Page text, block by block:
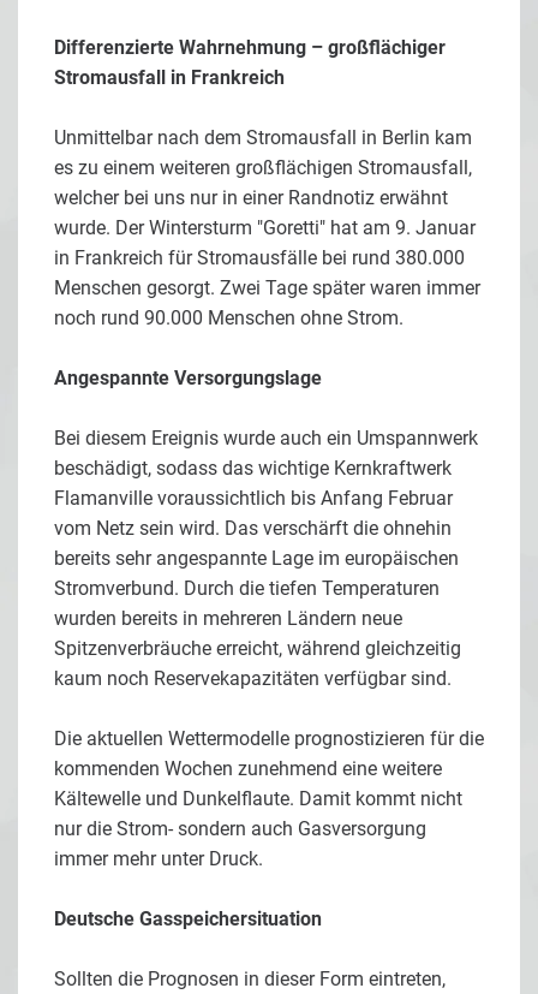
Differenzierte Wahrnehmung – großflächiger
Stromausfall in Frankreich
Unmittelbar nach dem Stromausfall in Berlin kam
es zu einem weiteren großflächigen Stromausfall,
welcher bei uns nur in einer Randnotiz erwähnt
wurde. Der Wintersturm "Goretti" hat am 9. Januar
in Frankreich für Stromausfälle bei rund 380.000
Menschen gesorgt. Zwei Tage später waren immer
noch rund 90.000 Menschen ohne Strom.
Angespannte Versorgungslage
Bei diesem Ereignis wurde auch ein Umspannwerk
beschädigt, sodass das wichtige Kernkraftwerk
Flamanville voraussichtlich bis Anfang Februar
vom Netz sein wird. Das verschärft die ohnehin
bereits sehr angespannte Lage im europäischen
Stromverbund. Durch die tiefen Temperaturen
wurden bereits in mehreren Ländern neue
Spitzenverbräuche erreicht, während gleichzeitig
kaum noch Reservekapazitäten verfügbar sind.
Die aktuellen Wettermodelle prognostizieren für die
kommenden Wochen zunehmend eine weitere
Kältewelle und Dunkelflaute. Damit kommt nicht
nur die Strom- sondern auch Gasversorgung
immer mehr unter Druck.
Deutsche Gasspeichersituation
Sollten die Prognosen in dieser Form eintreten,